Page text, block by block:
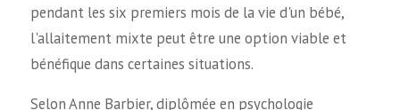
pendant les six premiers mois de la vie d'un bébé,
l'allaitement mixte peut être une option viable et
bénéfique dans certaines situations.
Selon Anne Barbier, diplômée en psychologie